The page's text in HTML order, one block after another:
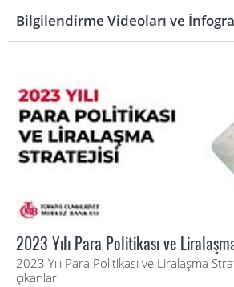
Bilgilendirme Videoları ve
2023 Yılı Para Politikası ve
2023 Yılı Para Politikası ve Liralaşma
çıkanlar